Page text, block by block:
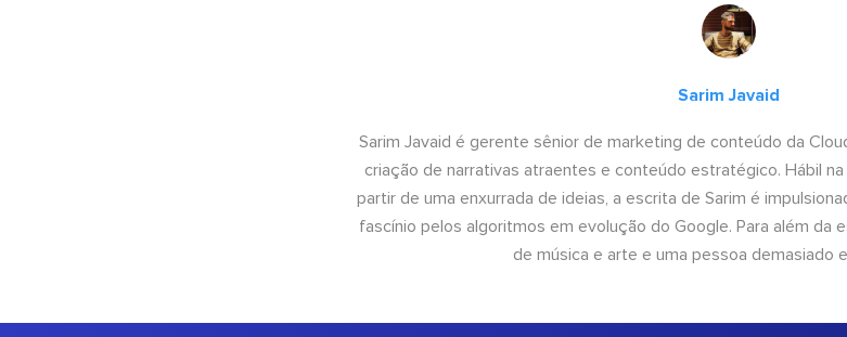
Sarim Javaid
Sarim Javaid é gerente sênior de marketing de conteúdo da
criação de narrativas atraentes e conteúdo estratégico. Hábil
partir de uma enxurrada de ideias, a escrita de Sarim é
fascínio pelos algoritmos em evolução do Google. Para além da
de música e arte e uma pessoa demasiado